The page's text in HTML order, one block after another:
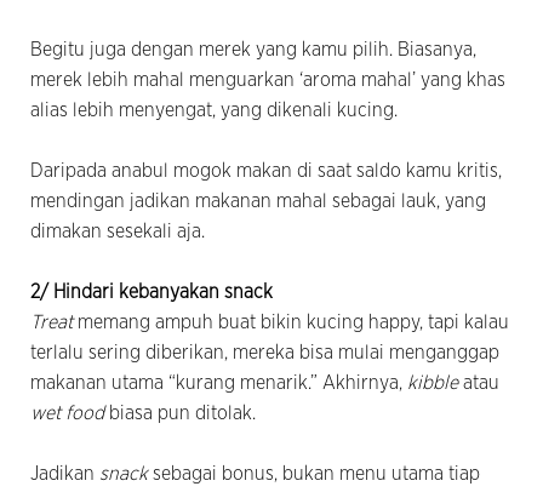
Begitu juga dengan merek yang kamu pilih. Biasanya,
merek lebih mahal menguarkan ‘aroma mahal’ yang khas
alias lebih menyengat, yang dikenali kucing.
Daripada anabul mogok makan di saat saldo kamu kritis,
mendingan jadikan makanan mahal sebagai lauk, yang
dimakan sesekali aja.
2/ Hindari kebanyakan snack
Treatmemang ampuh buat bikin kucing happy, tapi kalau
terlalu sering diberikan, mereka bisa mulai menganggap
makanan utama “kurang menarik.” Akhirnya, kibbleatau
wet foodbiasa pun ditolak.
Jadikan snacksebagai bonus, bukan menu utama tiap